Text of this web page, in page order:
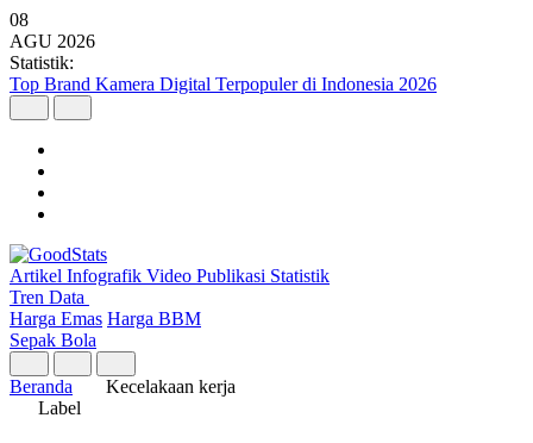
08
AGU 2026
Statistik:
Top Brand Kamera Digital Terpopuler di Indonesia 2026
Artikel Infografik Video Publikasi Statistik
Tren Data
Harga Emas Harga BBM
Sepak Bola
Beranda
Kecelakaan kerja
Label